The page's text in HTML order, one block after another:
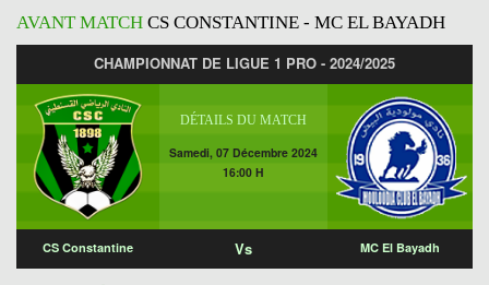
AVANT MATCH CS CONSTANTINE - MC EL BAYADH
CHAMPIONNAT DE LIGUE 1 PRO - 2024/2025
DÉTAILS DU MATCH
Samedi, 07 Décembre 2024
16:00 H
CS Constantine Vs MC El Bayadh